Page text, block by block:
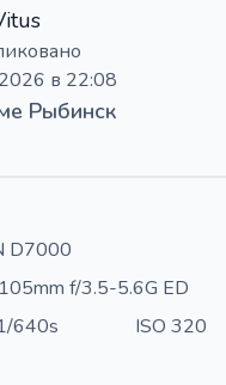
в 22:08
Рыбинск
D7000
f/3.5-5.6G ED
640s
ISO 320